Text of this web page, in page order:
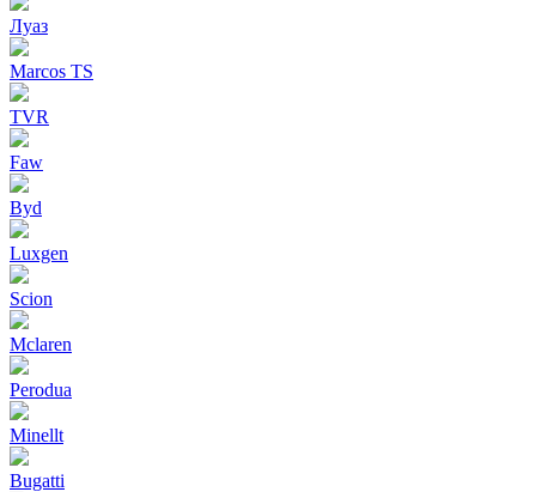
Луаз
Marcos TS
TVR
Faw
Byd
Luxgen
Scion
Mclaren
Perodua
Minellt
Bugatti